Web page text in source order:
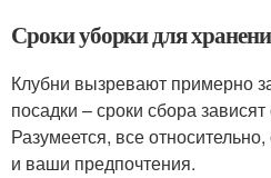
Сроки уборки для
Клубни вызревают примерно
посадки – сроки сбора
Разумеется, все
и ваши предпочтения.